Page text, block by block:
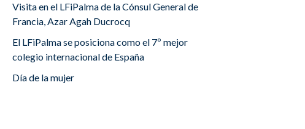
Visita en el LFiPalma de la Cónsul General de
Francia, Azar Agah Ducrocq
El LFiPalma se posiciona como el 7º mejor
colegio internacional de España
Día de la mujer